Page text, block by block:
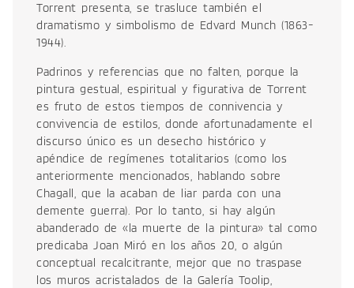
Torrent presenta, se trasluce también el
dramatismo y simbolismo de Edvard Munch (1863-
1944).
Padrinos y referencias que no falten, porque la
pintura gestual, espiritual y figurativa de Torrent
es fruto de estos tiempos de connivencia y
convivencia de estilos, donde afortunadamente el
discurso único es un desecho histórico y
apéndice de regímenes totalitarios (como los
anteriormente mencionados, hablando sobre
Chagall, que la acaban de liar parda con una
demente guerra). Por lo tanto, si hay algún
abanderado de «la muerte de la pintura» tal como
predicaba Joan Miró en los años 20, o algún
conceptual recalcitrante, mejor que no traspase
los muros acristalados de la Galería Toolip,